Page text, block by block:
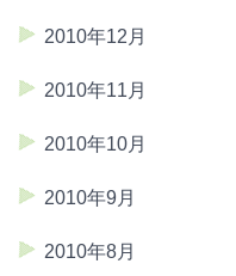
2010年12月
2010年11月
2010年10月
2010年9月
2010年8月